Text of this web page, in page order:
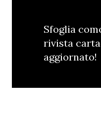
Sfoglia
rivista
aggiornato!